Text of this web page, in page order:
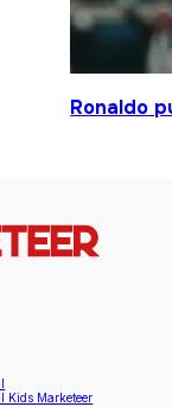
Ronaldo
Kids Marketeer